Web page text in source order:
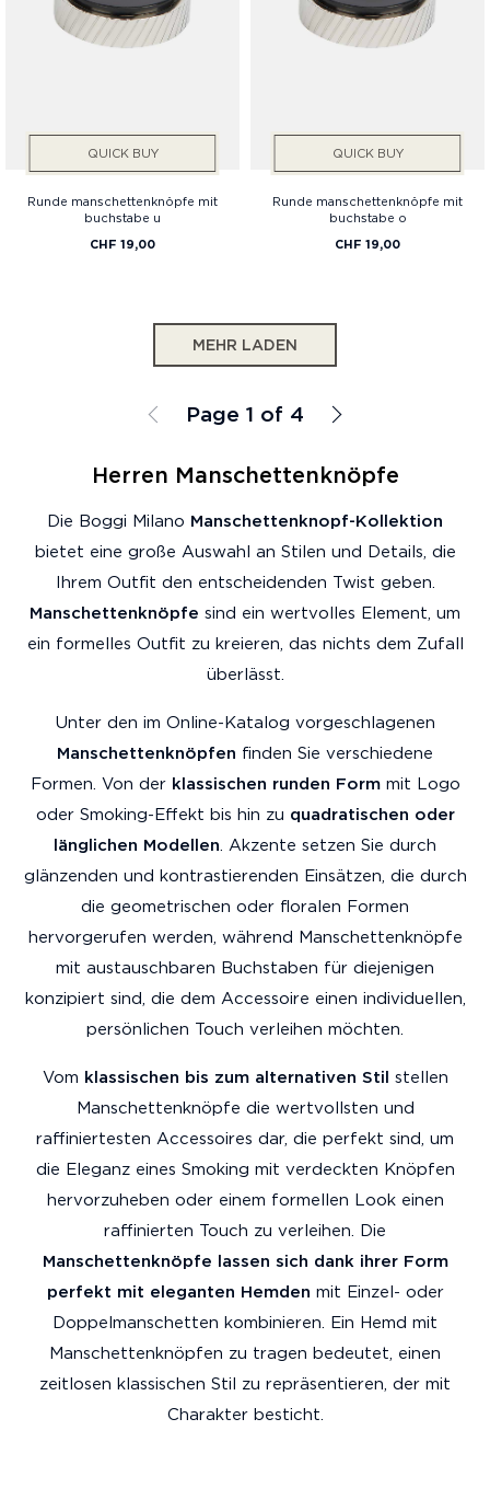
QUICK BUY
Runde manschettenknöpfe mit
buchstabe u
CHF 19,00
QUICK BUY
Runde manschettenknöpfe mit
buchstabe o
CHF 19,00
MEHR LADEN
Page 1 of 4
Herren Manschettenknöpfe
Die Boggi Milano Manschettenknopf-Kollektion
bietet eine große Auswahl an Stilen und Details, die
Ihrem Outfit den entscheidenden Twist geben.
Manschettenknöpfe sind ein wertvolles Element, um
ein formelles Outfit zu kreieren, das nichts dem Zufall
überlässt.
Unter den im Online-Katalog vorgeschlagenen
Manschettenknöpfen finden Sie verschiedene
Formen. Von der klassischen runden Formmit Logo
oder Smoking-Effekt bis hin zu quadratischen oder
länglichen Modellen. Akzente setzen Sie durch
glänzenden und kontrastierenden Einsätzen, die durch
die geometrischen oder floralen Formen
hervorgerufen werden, während Manschettenknöpfe
mit austauschbaren Buchstaben für diejenigen
konzipiert sind, die dem Accessoire einen individuellen,
persönlichen Touch verleihen möchten.
Vom klassischen bis zum alternativen Stil stellen
Manschettenknöpfe die wertvollsten und
raffiniertesten Accessoires dar, die perfekt sind, um
die Eleganz eines Smoking mit verdeckten Knöpfen
hervorzuheben oder einem formellen Look einen
raffinierten Touch zu verleihen. Die
Manschettenknöpfe lassen sich dank ihrer Form
perfekt mit eleganten Hemden mit Einzel- oder
Doppelmanschetten kombinieren. Ein Hemd mit
Manschettenknöpfen zu tragen bedeutet, einen
zeitlosen klassischen Stil zu repräsentieren, der mit
Charakter besticht.